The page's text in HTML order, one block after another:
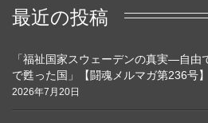
最近の投稿
「福祉国家スウェーデンの真実―自由
で甦った国」【闘魂メルマガ第236号
2026年7月20日